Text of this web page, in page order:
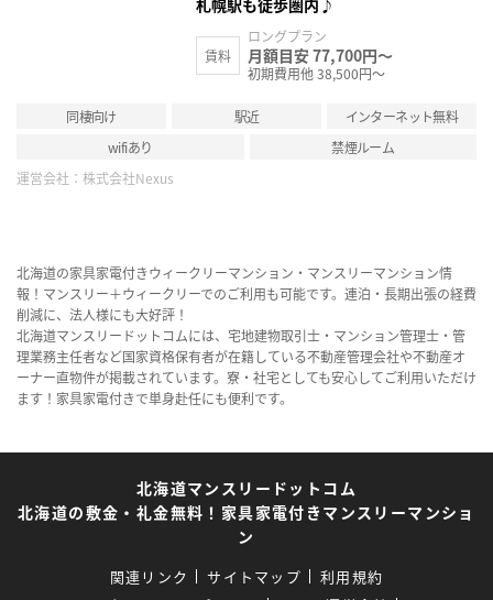
札幌駅も徒歩圏内♪
賃料
ロングプラン
月額目安 77,700円～
初期費用他 38,500円～
同棲向け 駅近
インターネット無料
wifiあり
禁煙ルーム
運営会社： 株式会社Nexus
北海道の家具家電付きウィークリーマンション・マンスリーマンション情
報！マンスリー＋ウィークリーでのご利用も可能です。連泊・長期出張の経費
削減に、法人様にも大好評！
北海道マンスリードットコムには、宅地建物取引士・マンション管理士・管
理業務主任者など国家資格保有者が在籍している不動産管理会社や不動産オ
ーナー直物件が掲載されています。寮・社宅としても安心してご利用いただけ
ます！家具家電付きで単身赴任にも便利です。
北海道マンスリードットコム
北海道の敷金・礼金無料！家具家電付きマンスリーマンショ
ン
関連リンク サイトマップ
利用規約